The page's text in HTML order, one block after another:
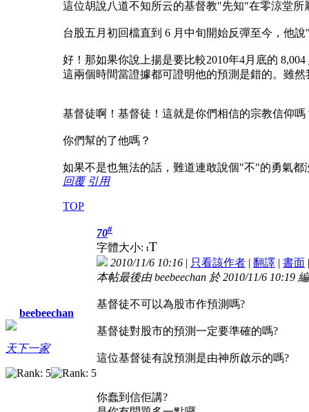
這位胡說八道不知所云的基督教"先知"在零涼堂
台股五月初回檔直到 6 月中旬開始反彈至今，他
好！那如果你說上揚是要比較2010年4月底的
這兩個時間當證據都可證明他的預測是錯的。雖
基督徒啊！基督徒！這就是你們相信的宗教信仰嗎
你們幫的了他嗎？
如果不是也無法的話，難道連敢說個"不"的勇氣都
回覆 引用
TOP
beebeechan
天下一家
70#
字體大小: tT
2010/11/6 10:16 | 只看該作者 | 翻譯 | 書面
本帖最後由 beebeechan 於 2010/11/6 10:19
基督徒不可以為股市作預測嗎?
基督徒對股市的預測一定要準確的嗎?
這位基督徒有說預測是由神所啟示的嗎?
你蠢到信佢講?